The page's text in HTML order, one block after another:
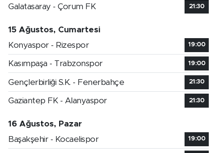
Galatasaray - Çorum FK
21:30
15 Ağustos, Cumartesi
Konyaspor - Rizespor
19:00
Kasımpaşa - Trabzonspor 19:00
Gençlerbirliği S.K. - Fenerbahçe 21:30
Gaziantep FK - Alanyaspor 21:30
16 Ağustos, Pazar
Başakşehir - Kocaelispor
19:00